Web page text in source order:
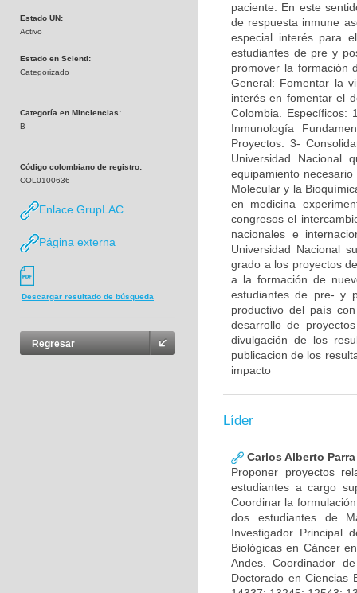
Estado UN:
Activo
Estado en Scienti:
Categorizado
Categoría en Minciencias:
B
Código colombiano de registro:
COL0100636
Enlace GrupLAC
Página externa
Descargar resultado de búsqueda
Regresar
paciente. En este
de respuesta inmune
especial interés para
estudiantes de pre y
promover la formación
General: Fomentar la
interés en fomentar el
Colombia. Específicos:
Inmunología
Proyectos. 3-
Universidad
equipamiento
Molecular y la
en medicina
congresos el
nacionales e
Universidad Nacional
grado a los proyectos
a la formación de
estudiantes de pre- y
productivo del país
desarrollo de
divulgación de los
publicacion de los
impacto
Líder
Carlos Alberto
Proponer proyectos
estudiantes a cargo
Coordinar la
dos estudiantes de
Investigador Principal
Biológicas en Cáncer
Andes. Coordinador
Doctorado en Ciencias